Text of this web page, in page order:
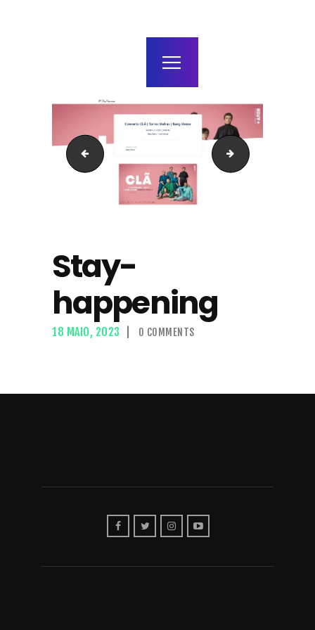
agenda / bilhetes
alugar
mais
Circuito Viral-Agenda
Stay-
happening
18 MAIO, 2023 0 COMMENTS